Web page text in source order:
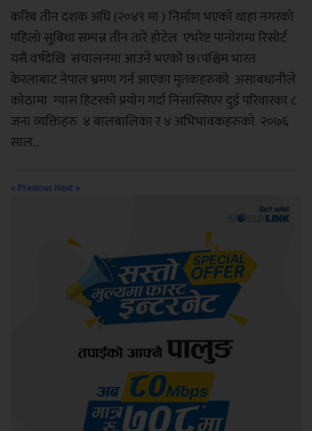
करिब तीन दशक अघि (२०४९ मा ) निर्माण भएको थाहा नगरको
पहिलो सुबिधा सम्पन्न तीन तारे होटेल एभरेष्ट पानोरामा रिसोर्ट
यसै वर्षदेखि संचालनमा आउने भएको छ।पश्चिम भारत
केरलाबाट नेपाल भ्रमण गर्न आएका मृतकहरुको असाबधानीले
कोठामा ग्यास हिटरको प्रयोग गर्दा निसास्सिएर दुई परिवारका ८
जना व्यक्तिहरु ४ बालबालिका र ४ अभिभावकहरुको २०७६
साल...
« Previous Next »